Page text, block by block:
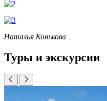
Наталья Конькова
Туры и экскурсии